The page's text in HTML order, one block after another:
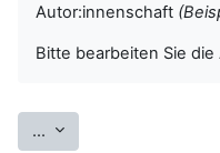
Autor:innenschaft
Bitte bearbeiten Sie die
... Einträge exportieren